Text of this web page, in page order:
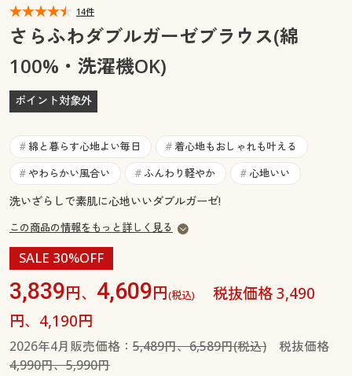
マイページ
閲覧履歴
お気に入り
サポート
ご利用ガイド
よくある質問とお問い合わせ
閲覧履歴
お気に入り
サポート
よくある質問とお問い合わせ
14件
さらふわダブルガーゼブラウス(綿
100%・洗濯機OK)
ポイント対象外
# 綿と暮らす心地よい毎日 # 着心地もおしゃれも叶える
# やわらかい風合い # ふんわり軽やか # 心地いい
洗いざらしで素肌に心地いいダブルガーゼ!
この商品の情報をもっと詳しく見る
SALE 30%OFF
3,839円、 4,609円(税込)
税抜価格 3,490
円、4,190円
2026年4月販売価格： 5,489円、6,589円(税込)税抜価格
4,990円、5,990円